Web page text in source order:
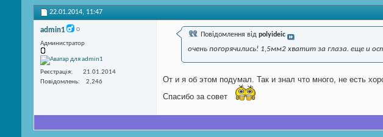
22.01.2014, 11:47
admin1
Администратор
Реєстрація
21.01.2014
Повідомлень
2,246
Повідомлення від polyideic
очень погорячились! 1,5мм2 хватит за глаза. еще и
От и я об этом подумал. Так и знал что много, не есть
Спасибо за совет